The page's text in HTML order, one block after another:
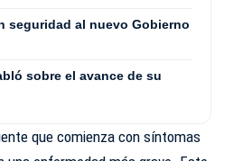
seguridad al nuevo Gobierno
sobre el avance de su
que comienza con síntomas